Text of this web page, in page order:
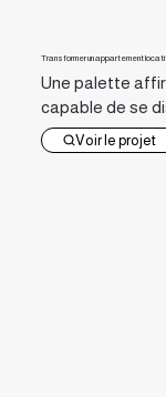
Transformer un appartement
Une palette
capable de se
Voir le projet